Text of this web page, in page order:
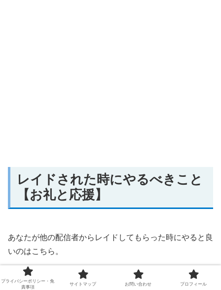
レイドされた時にやるべきこと
【お礼と応援】
あなたが他の配信者からレイドしてもらった時にやると良
いのはこちら。
プライバシーポリシー・免
責事項
サイトマップ お問い合わせ プロフィール